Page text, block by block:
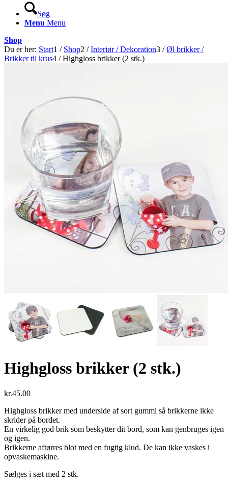
Søg
Menu Menu
Shop
Du er her: Start1 / Shop2 / Interiør / Dekoration3 / Øl brikker /
Brikker til krus4 / Highgloss brikker (2 stk.)
Highgloss brikker (2 stk.)
kr.45.00
Highgloss brikker med underside af sort gummi så brikkerne ikke
skrider på bordet.
En virkelig god brik som beskytter dit bord, som kan genbruges igen
og igen.
Brikkerne aftørres blot med en fugtig klud. De kan ikke vaskes i
opvaskemaskine.
Sælges i sæt med 2 stk.